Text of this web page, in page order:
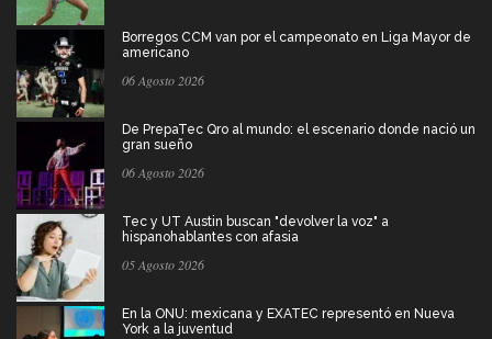
Borregos CCM van por el campeonato en Liga Mayor de
americano
06 Agosto 2026
De PrepaTec Qro al mundo: el escenario donde nació un
gran sueño
06 Agosto 2026
Tec y UT Austin buscan "devolver la voz" a
hispanohablantes con afasia
05 Agosto 2026
En la ONU: mexicana y EXATEC representó en Nueva
York a la juventud